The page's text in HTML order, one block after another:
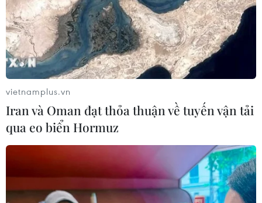
24/01/2018 12:23
Vietship 2018 mang đến ba ngày trưng bày sản phẩm
cùng nhiều hoạt động phong phú như trao thưởng sản
phẩm tiêu biểu và gian hàng đẹp, hội thảo khoa học, lễ
ký hợp đồng, trình diễn sản phẩm mới...
vietnamplus.vn
Iran và Oman đạt thỏa thuận về tuyến vận tải
qua eo biển Hormuz